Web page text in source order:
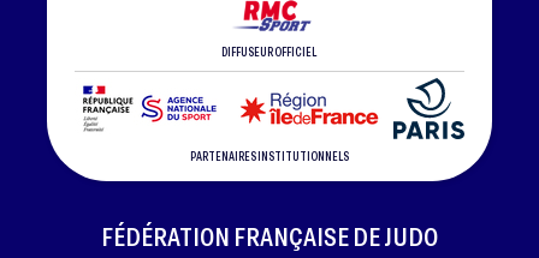
DIFFUSEUR OFFICIEL
PARTENAIRES INSTITUTIONNELS
FÉDÉRATION FRANÇAISE DE JUDO